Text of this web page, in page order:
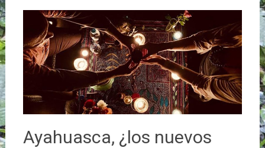
Ayahuasca, ¿los nuevos